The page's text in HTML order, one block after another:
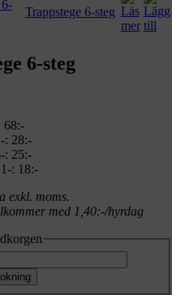
Trappstege 6-steg
6-steg
68:-
: 28:-
: 25:-
: 18:-
exkl. moms.
med 1,40:-/hyrdag